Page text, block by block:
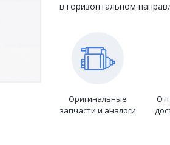
в горизонтальном
Оригинальные
запчасти и аналоги